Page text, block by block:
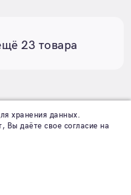
23 товара
хранения данных.
Вы даёте свое согласие на